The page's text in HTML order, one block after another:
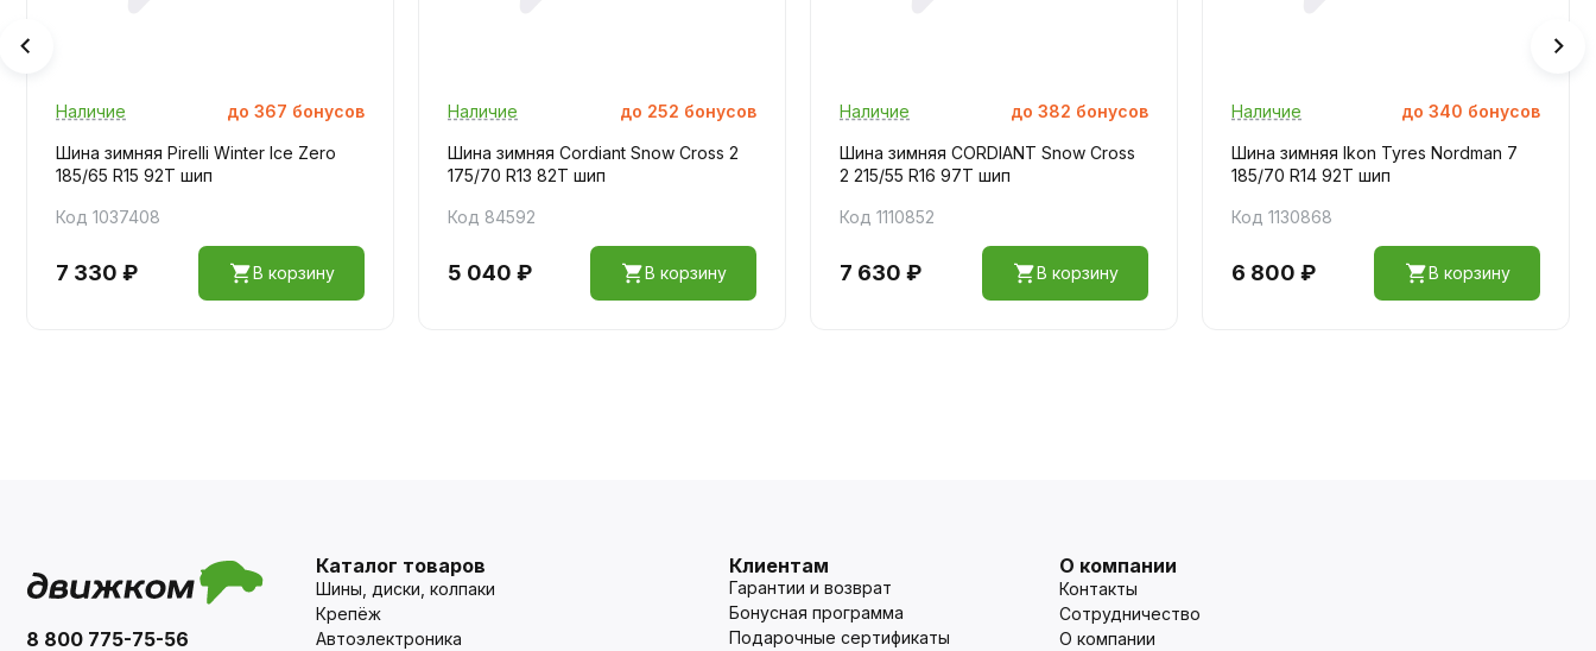
Наличие до 367 бонусов
Шина зимняя Pirelli Winter Ice Zero
185/65 R15 92T шип
Код 1037408
7 330 ₽ В корзину
Наличие до 252 бонусов
Шина зимняя Cordiant Snow Cross 2
175/70 R13 82T шип
Код 84592
5 040 ₽ В корзину
Наличие до 382 бонусов
Шина зимняя CORDIANT Snow Cross
2 215/55 R16 97T шип
Код 1110852
7 630 ₽ В корзину
Наличие до 340 бонусов
Шина зимняя Ikon Tyres Nordman 7
185/70 R14 92T шип
Код 1130868
6 800 ₽ В корзину
8 800 775-75-56
Каталог товаров
Шины, диски, колпаки
Крепёж
Автоэлектроника
Клиентам
Гарантии и возврат
Бонусная программа
Подарочные сертификаты
О компании
Контакты
Сотрудничество
О компании